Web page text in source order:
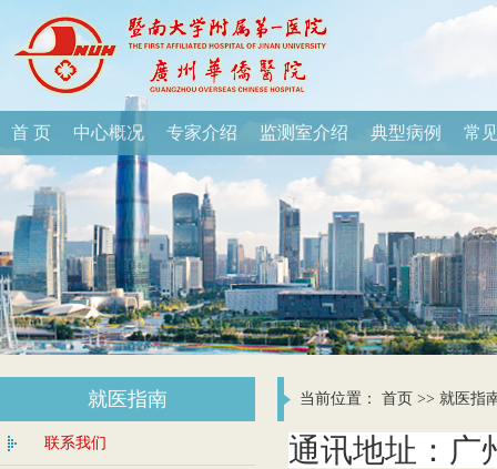
首 页 中心概况 专家介绍 监测室介绍 典型病例 常
当前位置： 首页 >> 就医指
通讯地址：广
就医指南
联系我们